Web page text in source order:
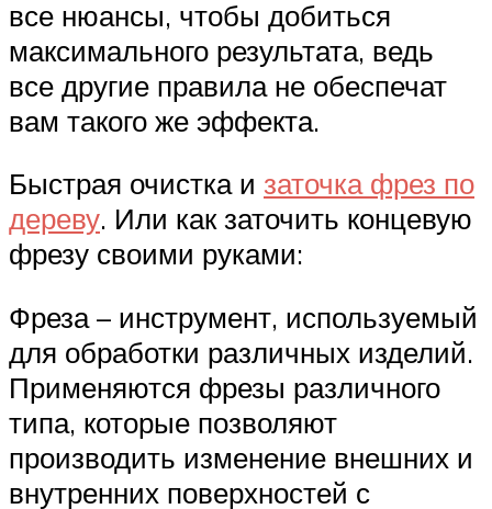
все нюансы, чтобы добиться
максимального результата, ведь
все другие правила не обеспечат
вам такого же эффекта.
Быстрая очистка и заточка фрез по
дереву. Или как заточить концевую
фрезу своими руками:
Фреза – инструмент, используемый
для обработки различных изделий.
Применяются фрезы различного
типа, которые позволяют
производить изменение внешних и
внутренних поверхностей с